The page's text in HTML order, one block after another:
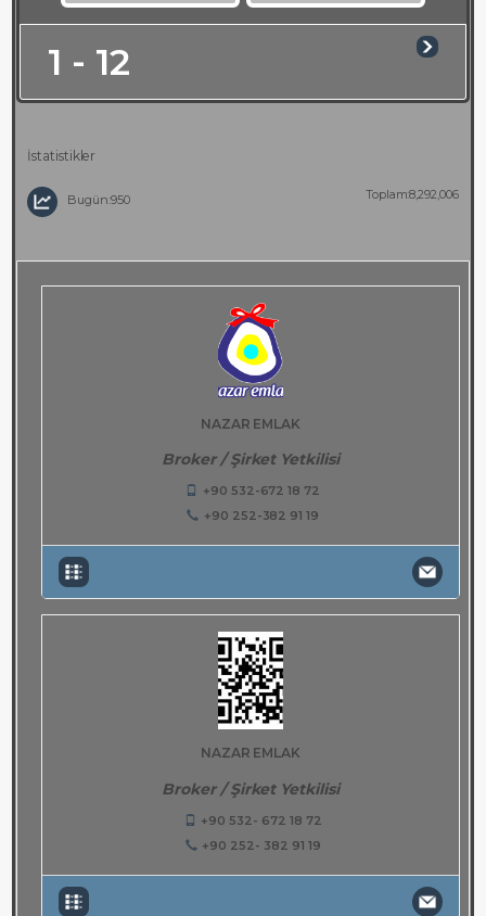
1 - 12
İstatistikler
Bugün:950 Toplam:8,292,006
NAZAR EMLAK
Broker / Şirket Yetkilisi
+90 532-672 18 72
+90 252-382 91 19
NAZAR EMLAK
Broker / Şirket Yetkilisi
+90 532- 672 18 72
+90 252- 382 91 19